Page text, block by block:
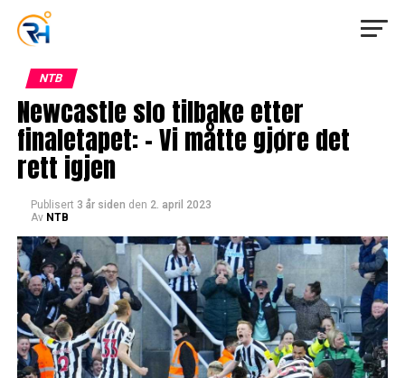
NTB
Newcastle slo tilbake etter
finaletapet: – Vi måtte gjøre det
rett igjen
Publisert 3 år siden den 2. april 2023
Av NTB